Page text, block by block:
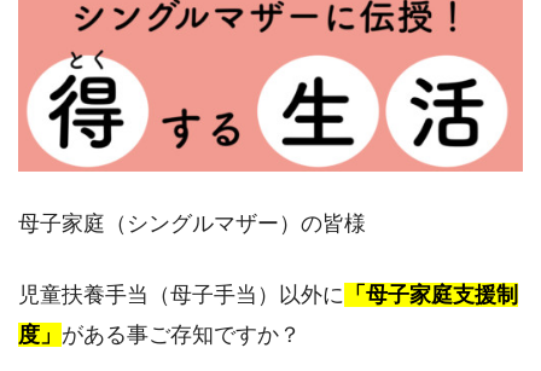
母子家庭（シングルマザー）の皆様
児童扶養手当（母子手当）以外に 「母子家庭支援制
度」 がある事ご存知ですか？